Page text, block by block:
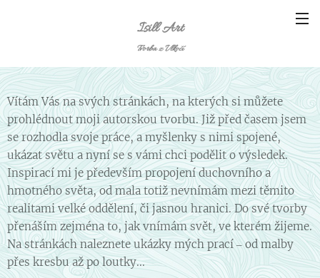
Isill Art
Tvorba z Vlkočí
Vítám Vás na svých stránkách, na kterých si můžete
prohlédnout moji autorskou tvorbu. Již před časem jsem
se rozhodla svoje práce, a myšlenky s nimi spojené,
ukázat světu a nyní se s vámi chci podělit o výsledek.
Inspirací mi je především propojení duchovního a
hmotného světa, od mala totiž nevnímám mezi těmito
realitami velké oddělení, či jasnou hranici. Do své tvorby
přenáším zejména to, jak vnímám svět, ve kterém žijeme.
Na stránkách naleznete ukázky mých prací ‒ od malby
přes kresbu až po loutky...